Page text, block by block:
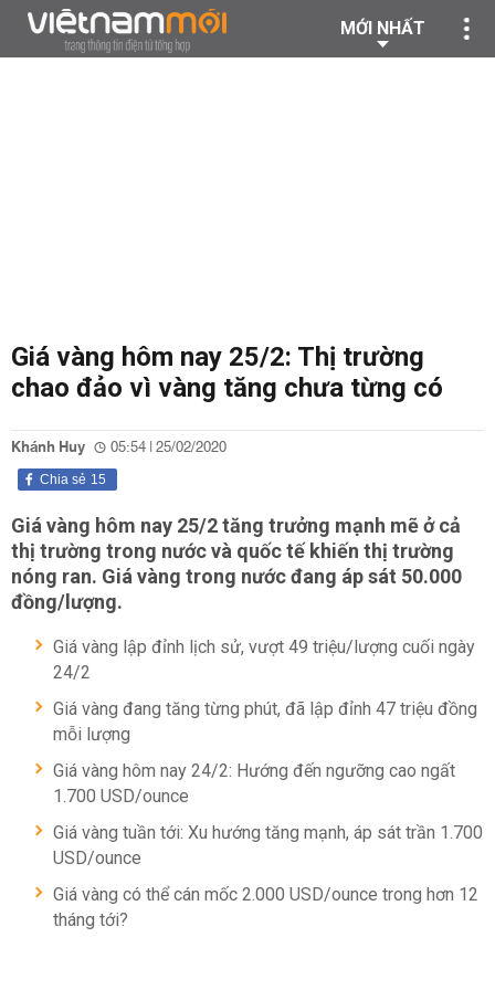
MỚI NHẤT
Giá vàng hôm nay 25/2: Thị trường
chao đảo vì vàng tăng chưa từng có
Khánh Huy 05:54 | 25/02/2020
15
Chia sẻ
Giá vàng hôm nay 25/2 tăng trưởng mạnh mẽ ở cả
thị trường trong nước và quốc tế khiến thị trường
nóng ran. Giá vàng trong nước đang áp sát 50.000
đồng/lượng.
Giá vàng lập đỉnh lịch sử, vượt 49 triệu/lượng cuối ngày
24/2
Giá vàng đang tăng từng phút, đã lập đỉnh 47 triệu đồng
mỗi lượng
Giá vàng hôm nay 24/2: Hướng đến ngưỡng cao ngất
1.700 USD/ounce
Giá vàng tuần tới: Xu hướng tăng mạnh, áp sát trần 1.700
USD/ounce
Giá vàng có thể cán mốc 2.000 USD/ounce trong hơn 12
tháng tới?